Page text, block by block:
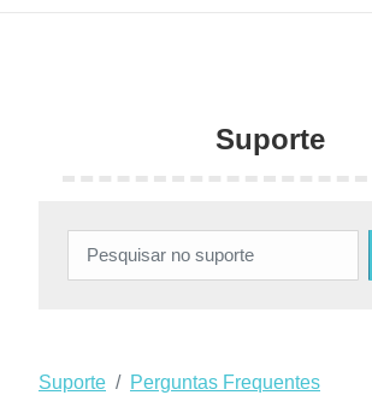
Suporte
Suporte
Perguntas Frequentes